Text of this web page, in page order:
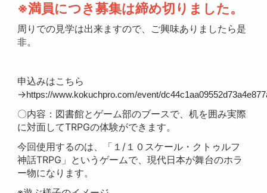
※満員につき募集は締め切りました。
周りでの見学は出来ますので、ご興味ありましたら是
非。
申込みはこちら
→https://www.kokuchpro.com/event/
〇内容：図書館とゲーム部のブースで、机を囲み実際
に対面してTRPGの体験ができます。
今回使用するのは、「１/１０スケール・クトゥルフ
神話TRPG」というゲームで、現代日本が舞台のホラ
ー物になります。